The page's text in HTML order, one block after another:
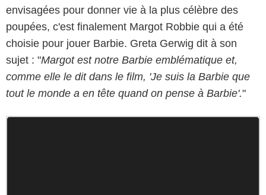
envisagées pour donner vie à la plus célèbre des
poupées, c'est finalement Margot Robbie qui a été
choisie pour jouer Barbie. Greta Gerwig dit à son
sujet : "Margot est notre Barbie emblématique et,
comme elle le dit dans le film, 'Je suis la Barbie que
tout le monde a en tête quand on pense à Barbie'."